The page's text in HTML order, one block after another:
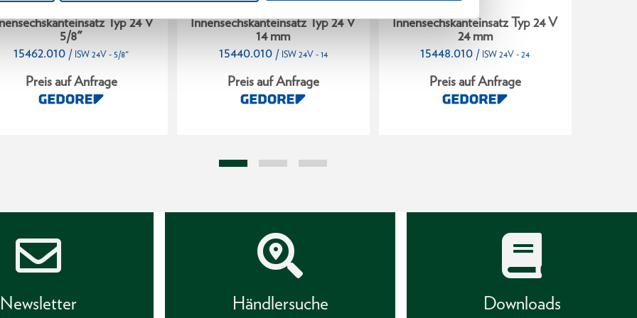
Typ 24 V
5/8"
15462.010 / ISW 24V - 5/8"
Preis auf Anfrage
Innensechskanteinsatz Typ 24 V
14 mm
15440.010 / ISW 24V - 14
Preis auf Anfrage
Innensechskanteinsatz Typ 24 V
24 mm
15448.010 / ISW 24V - 24
Preis auf Anfrage
Newsletter Händlersuche Downloads